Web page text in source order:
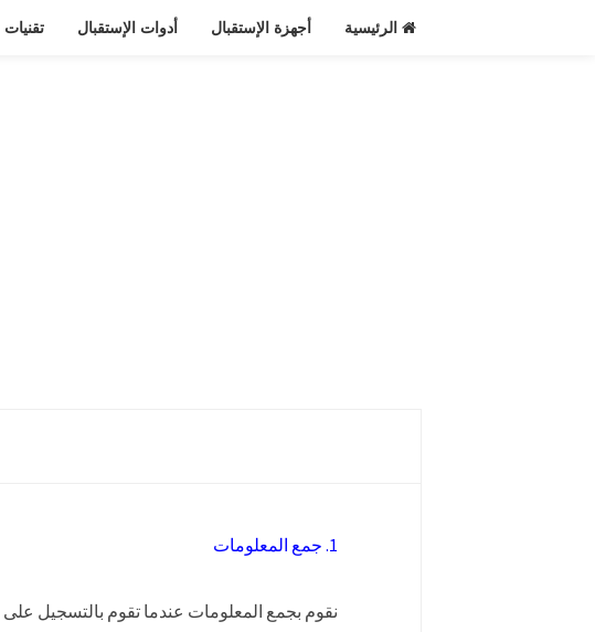
الرئيسية أجهزة الإستقبال أدوات الإستقبال تقنيات
1. جمع المعلومات
نقوم بجمع المعلومات عندما تقوم بالتسجيل